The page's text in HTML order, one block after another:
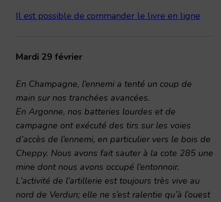
Il est possible de commander le livre en ligne
Mardi 29 février
En Champagne, l’ennemi a tenté un coup de
main sur nos tranchées avancées.
En Argonne, nos batteries lourdes et de
campagne ont exécuté des tirs sur les voies
d’accès de l’ennemi, en particulier vers le bois de
Cheppy. Nous avons fait sauter à la cote 285 une
mine dont nous avons occupé l’entonnoir.
L’activité de l’artillerie est toujours très vive au
nord de Verdun; elle ne s’est ralentie qu’à l’ouest